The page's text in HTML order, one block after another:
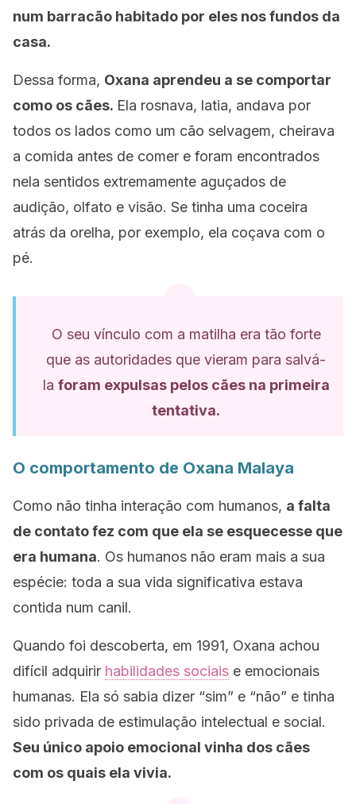
num barracão habitado por eles nos fundos da
casa.
Dessa forma, Oxana aprendeu a se comportar
como os cães. Ela rosnava, latia, andava por
todos os lados como um cão selvagem, cheirava
a comida antes de comer e foram encontrados
nela sentidos extremamente aguçados de
audição, olfato e visão. Se tinha uma coceira
atrás da orelha, por exemplo, ela coçava com o
pé.
O seu vínculo com a matilha era tão forte
que as autoridades que vieram para salvá-
la foram expulsas pelos cães na primeira
tentativa.
O comportamento de Oxana Malaya
Como não tinha interação com humanos, a falta
de contato fez com que ela se esquecesse que
era humana. Os humanos não eram mais a sua
espécie: toda a sua vida significativa estava
contida num canil.
Quando foi descoberta, em 1991, Oxana achou
difícil adquirir habilidades sociais e emocionais
humanas. Ela só sabia dizer “sim” e “não” e tinha
sido privada de estimulação intelectual e social.
Seu único apoio emocional vinha dos cães
com os quais ela vivia.